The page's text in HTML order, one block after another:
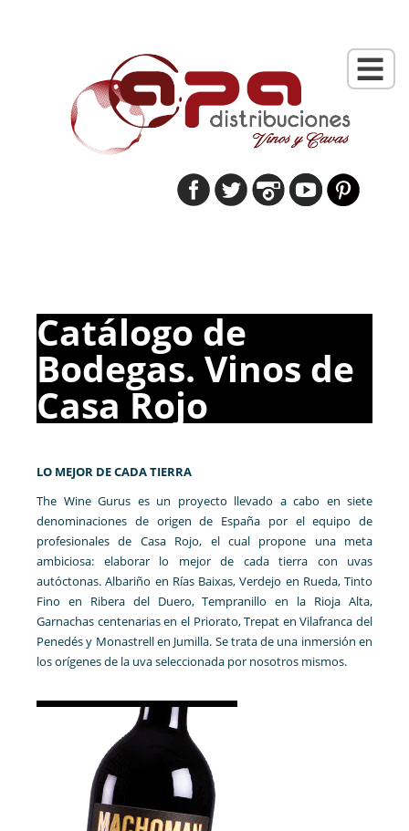
Catálogo de
Bodegas. Vinos de
Casa Rojo
LO MEJOR DE CADA TIERRA
The Wine Gurus es un proyecto llevado a cabo en siete
denominaciones de origen de España por el equipo de
profesionales de Casa Rojo, el cual propone una meta
ambiciosa: elaborar lo mejor de cada tierra con uvas
autóctonas. Albariño en Rías Baixas, Verdejo en Rueda, Tinto
Fino en Ribera del Duero, Tempranillo en la Rioja Alta,
Garnachas centenarias en el Priorato, Trepat en Vilafranca del
Penedés y Monastrell en Jumilla. Se trata de una inmersión en
los orígenes de la uva seleccionada por nosotros mismos.